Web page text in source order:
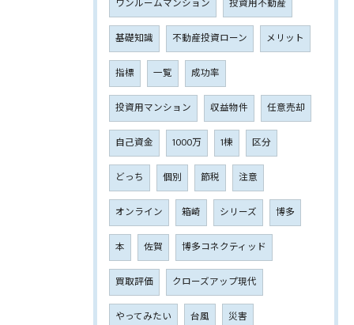
ワンルームマンション 投資用不動産
基礎知識 不動産投資ローン メリット
指標 一覧 成功率
投資用マンション 収益物件 任意売却
自己資金 1000万 1棟 区分
どっち 個別 節税 注意
オンライン 箱崎 シリーズ 博多
本 佐賀 博多コネクティッド
買取評価 クローズアップ現代
やってみたい 台風 災害